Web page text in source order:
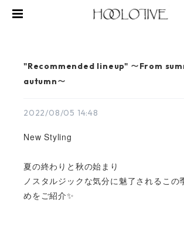
"Recommended lineup" 〜From
autumn〜
2022/08/05 14:48
New Styling
夏の終わりと秋の始まり
ノスタルジックな気分に魅了されるこの
めをご紹介✨